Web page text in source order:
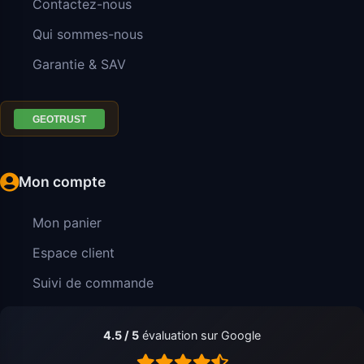
Contactez-nous
Qui sommes-nous
Garantie & SAV
Mon compte
Mon panier
Espace client
Suivi de commande
4.5 / 5 évaluation sur Google